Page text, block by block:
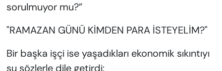
sorulmuyor mu?”
"RAMAZAN GÜNÜ KİMDEN PARA İSTEYELİM?"
Bir başka işçi ise yaşadıkları ekonomik sıkıntıyı
şu sözlerle dile getirdi: